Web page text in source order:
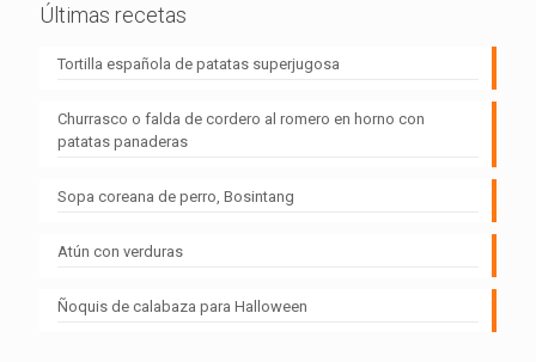
Últimas recetas
Tortilla española de patatas superjugosa
Churrasco o falda de cordero al romero en horno con
patatas panaderas
Sopa coreana de perro, Bosintang
Atún con verduras
Ñoquis de calabaza para Halloween